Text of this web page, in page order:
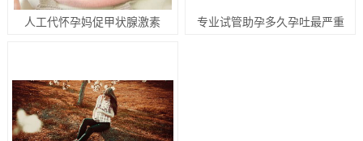
人工代怀孕妈促甲状腺激素 专业试管助孕多久孕吐最严重